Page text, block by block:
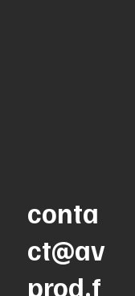
conta
ct@av
prod.f